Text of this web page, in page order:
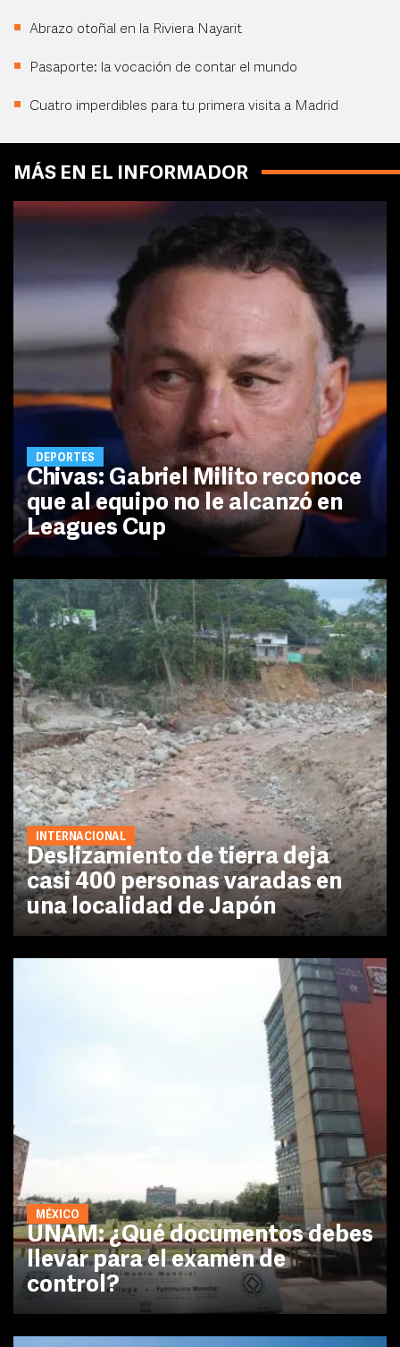
Abrazo otoñal en la Riviera Nayarit
Pasaporte: la vocación de contar el mundo
Cuatro imperdibles para tu primera visita a Madrid
MÁS EN EL INFORMADOR
DEPORTES
Chivas: Gabriel Milito reconoce
que al equipo no le alcanzó en
Leagues Cup
INTERNACIONAL
Deslizamiento de tierra deja
casi 400 personas varadas en
una localidad de Japón
MÉXICO
UNAM: ¿Qué documentos debes
llevar para el examen de
control?